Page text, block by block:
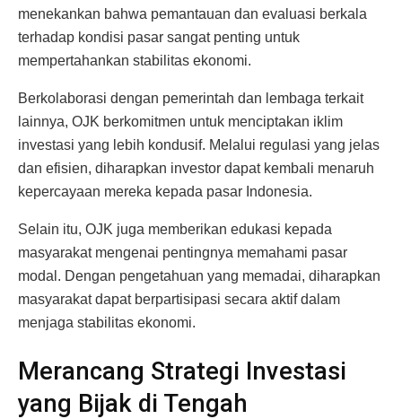
menekankan bahwa pemantauan dan evaluasi berkala
terhadap kondisi pasar sangat penting untuk
mempertahankan stabilitas ekonomi.
Berkolaborasi dengan pemerintah dan lembaga terkait
lainnya, OJK berkomitmen untuk menciptakan iklim
investasi yang lebih kondusif. Melalui regulasi yang jelas
dan efisien, diharapkan investor dapat kembali menaruh
kepercayaan mereka kepada pasar Indonesia.
Selain itu, OJK juga memberikan edukasi kepada
masyarakat mengenai pentingnya memahami pasar
modal. Dengan pengetahuan yang memadai, diharapkan
masyarakat dapat berpartisipasi secara aktif dalam
menjaga stabilitas ekonomi.
Merancang Strategi Investasi
yang Bijak di Tengah